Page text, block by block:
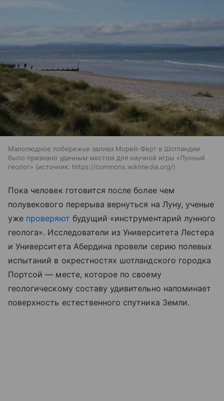
Малолюдное побережье залива Морей-Ферт в Шотландии
было признано удачным местом для научной игры «Лунный
геолог»
источник: https://commons.wikimedia.org/
Пока человек готовится после более чем
полувекового перерыва вернуться на Луну, ученые
уже проверяют будущий «инструментарий лунного
геолога». Исследователи из Университета Лестера
и Университета Абердина провели серию полевых
испытаний в окрестностях шотландского городка
Портсой — месте, которое по своему
геологическому составу удивительно напоминает
поверхность естественного спутника Земли.